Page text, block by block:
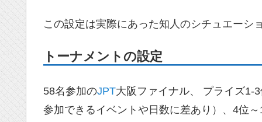
この設定は実際にあった知人のシチュエーシ
トーナメントの設定
58名参加のJPT大阪ファイナル、 プライズ1-
参加できるイベントや日数に差あり）、4位